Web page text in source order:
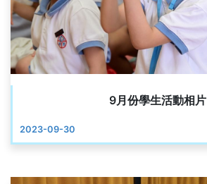
9月份學生活動相片
2023-09-30